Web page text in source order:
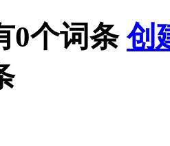
0个词条创